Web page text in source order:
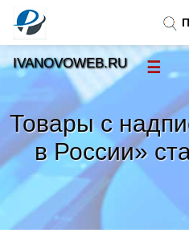
Товары с
в России»
IVANOVOWEB.RU ☰
Новости
Тренды новостей »
Рубрики»
Правила»